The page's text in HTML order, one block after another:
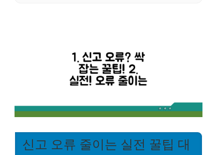
신고 오류 줄이는 실전 꿀팁 대